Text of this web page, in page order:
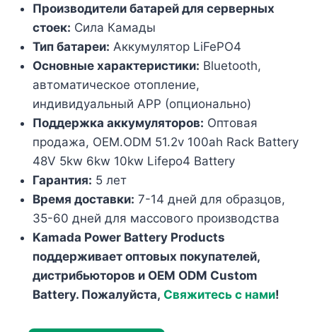
Производители батарей для серверных
стоек: Сила Камады
Тип батареи: Аккумулятор LiFePO4
Основные характеристики: Bluetooth,
автоматическое отопление,
индивидуальный APP (опционально)
Поддержка аккумуляторов: Оптовая
продажа, OEM.ODM 51.2v 100ah Rack Battery
48V 5kw 6kw 10kw Lifepo4 Battery
Гарантия: 5 лет
Время доставки: 7-14 дней для образцов,
35-60 дней для массового производства
Kamada Power Battery Products
поддерживает оптовых покупателей,
дистрибьюторов и OEM ODM Custom
Battery. Пожалуйста, Свяжитесь с нами!